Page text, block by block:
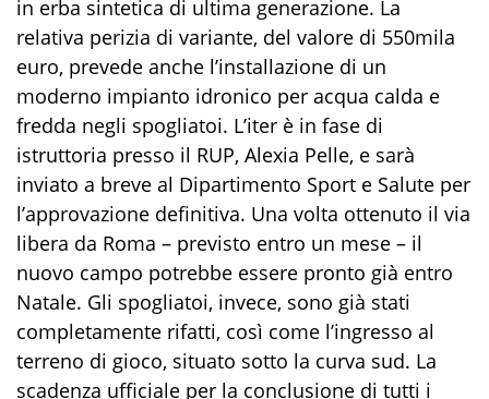
in erba sintetica di ultima generazione. La
relativa perizia di variante, del valore di 550mila
euro, prevede anche l’installazione di un
moderno impianto idronico per acqua calda e
fredda negli spogliatoi. L’iter è in fase di
istruttoria presso il RUP, Alexia Pelle, e sarà
inviato a breve al Dipartimento Sport e Salute per
l’approvazione definitiva. Una volta ottenuto il via
libera da Roma – previsto entro un mese – il
nuovo campo potrebbe essere pronto già entro
Natale. Gli spogliatoi, invece, sono già stati
completamente rifatti, così come l’ingresso al
terreno di gioco, situato sotto la curva sud. La
scadenza ufficiale per la conclusione di tutti i